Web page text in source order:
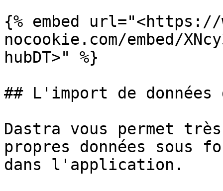
{% embed url="<https://
nocookie.com/embed/
hubDT>" %}
## L'import de données
Dastra vous permet
propres données sous
dans l'application.